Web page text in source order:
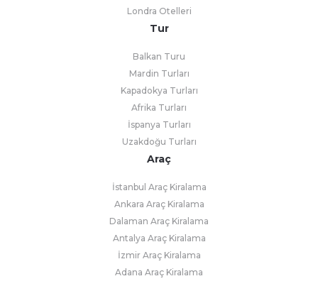
Londra Otelleri
Tur
Balkan Turu
Mardin Turları
Kapadokya Turları
Afrika Turları
İspanya Turları
Uzakdoğu Turları
Araç
İstanbul Araç Kiralama
Ankara Araç Kiralama
Dalaman Araç Kiralama
Antalya Araç Kiralama
İzmir Araç Kiralama
Adana Araç Kiralama